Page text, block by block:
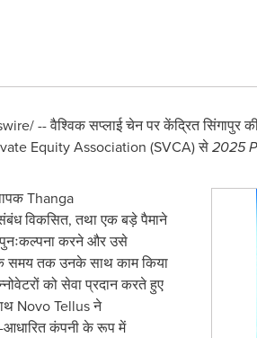
-- वैश्विक सप्लाई चेन पर केंद्रित सिंगापुर
Equity Association (SVCA) से2025
Thanga
विकसित, तथा एक बड़े पैमाने
करने और उसे
समय तक उनके साथ काम किया
को सेवा प्रदान करते हुए
Novo Tellus ने
आधारित कंपनी के रूप में